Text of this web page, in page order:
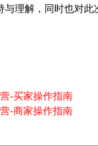
理解，同时也对
-买家操作指南
-商家操作指南